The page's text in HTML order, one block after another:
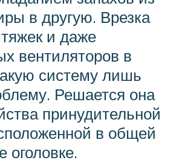
в другую. Врезка
и даже
вентиляторов в
систему лишь
Решается она
принудительной
в общей
оголовке.